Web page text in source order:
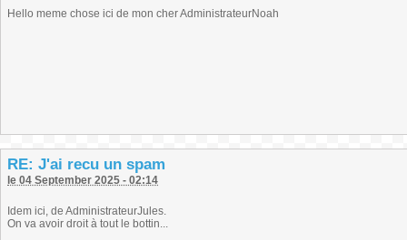
Hello meme chose ici de mon cher AdministrateurNoah
RE: J'ai recu un spam
le 04 September 2025 - 02:14
Idem ici, de AdministrateurJules.
On va avoir droit à tout le bottin...